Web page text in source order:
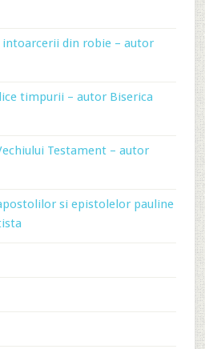
din robie – autor
timpurii – autor Biserica
Testament – autor
si epistolelor pauline